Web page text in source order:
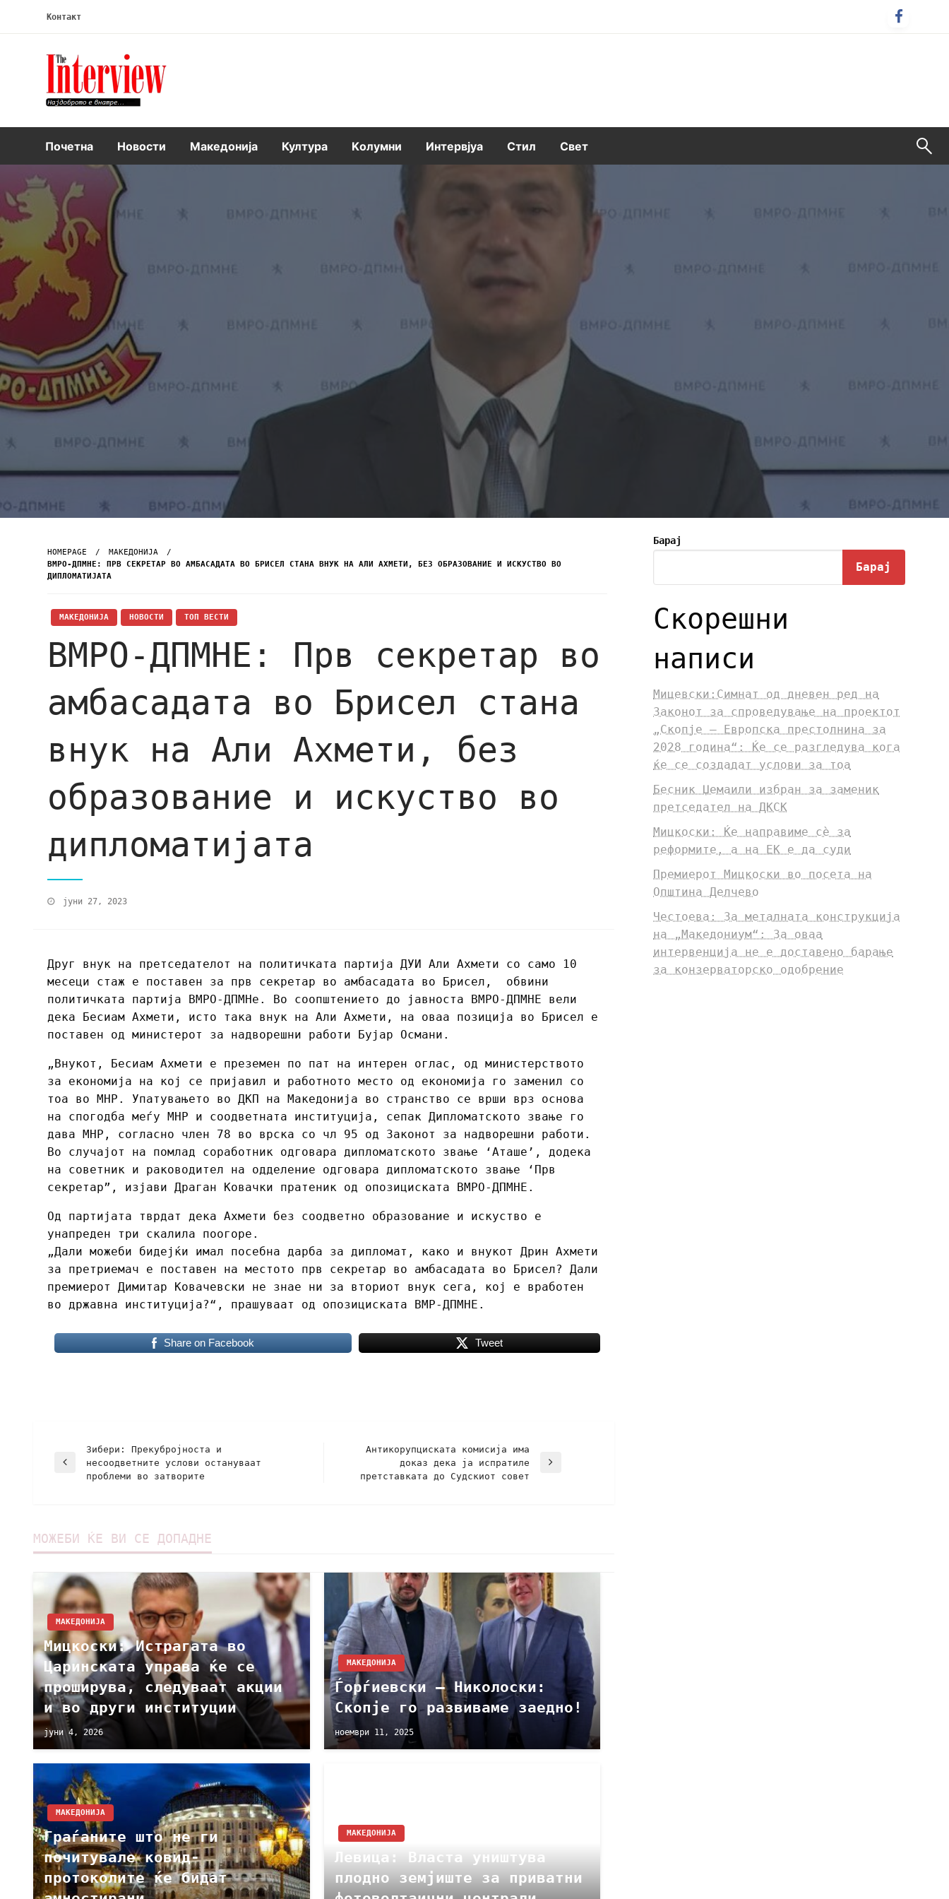
Контакт
Интервју
Почетна Новости Македонија Култура Kолумни Интервјуа Стил Свет
HOMEPAGE
МАКЕДОНИЈА
ВМРО-ДПМНЕ: ПРВ СЕКРЕТАР ВО АМБАСАДАТА ВО БРИСЕЛ СТАНА ВНУК НА АЛИ АХМЕТИ, БЕЗ ОБРАЗОВАНИЕ И ИСКУСТВО ВО
ДИПЛОМАТИЈАТА
МАКЕДОНИЈА НОВОСТИ ТОП ВЕСТИ
ВМРО-ДПМНЕ: Прв секретар во
амбасадата во Брисел стана
внук на Али Ахмети, без
образование и искуство во
дипломатијата
јуни 27, 2023
Друг внук на претседателот на политичката партија ДУИ Али Ахмети со само 10
месеци стаж е поставен за прв секретар во амбасадата во Брисел, обвини
политичката партија ВМРО-ДПМНе. Во соопштението до јавноста ВМРО-ДПМНЕ вели
дека Бесиам Ахмети, исто така внук на Али Ахмети, на оваа позиција во Брисел е
поставен од министерот за надворешни работи Бујар Османи.
„Внукот, Бесиам Ахмети е преземен по пат на интерен оглас, од министерството
за економија на кој се пријавил и работното место од економија го заменил со
тоа во МНР. Упатувањето во ДКП на Македонија во странство се врши врз основа
на спогодба меѓу МНР и соодветната институција, сепак Дипломатското звање го
дава МНР, согласно член 78 во врска со чл 95 од Законот за надворешни работи.
Во случајот на помлад соработник одговара дипломатското звање ‘Аташе’, додека
на советник и раководител на одделение одговара дипломатското звање ‘Прв
секретар”, изјави Драган Ковачки пратеник од опозициската ВМРО-ДПМНЕ.
Од партијата тврдат дека Ахмети без соодветно образование и искуство е
унапреден три скалила поогоре.
„Дали можеби бидејќи имал посебна дарба за дипломат, како и внукот Дрин Ахмети
за претриемач е поставен на местото прв секретар во амбасадата во Брисел? Дали
премиерот Димитар Ковачевски не знае ни за вториот внук сега, кој е вработен
во државна институција?“, прашуваат од опозициската ВМР-ДПМНЕ.
Share on Facebook Tweet
Зибери: Прекубројноста и
несоодветните услови остануваат
проблеми во затворите
Антикорупциската комисија има
доказ дека ја испратиле
претставката до Судскиот совет
МОЖЕБИ ЌЕ ВИ СЕ ДОПАДНЕ
МАКЕДОНИЈА
Мицкоски: Истрагата во
Царинската управа ќе се
проширува, следуваат акции
и во други институции
јуни 4, 2026
МАКЕДОНИЈА
Ѓорѓиевски – Николоски:
Скопје го развиваме заедно!
ноември 11, 2025
МАКЕДОНИЈА
Граѓаните што не ги
почитувале ковид-
протоколите ќе бидат
МАКЕДОНИЈА
Левица: Власта уништува
плодно земјиште за приватни
Барај
Барај
Скорешни
написи
Мицевски:Симнат од дневен ред на
Законот за спроведување на проектот
„Скопје – Европска престолнина за
2028 година“: Ќе се разгледува кога
ќе се создадат услови за тоа
Бесник Џемаили избран за заменик
претседател на ДКСК
Мицкоски: Ќе направиме сè за
реформите, а на ЕК е да суди
Премиерот Мицкоски во посета на
Општина Делчево
Честоева: За металната конструкција
на „Македониум“: За оваа
интервенција не е доставено барање
за конзерваторско одобрение